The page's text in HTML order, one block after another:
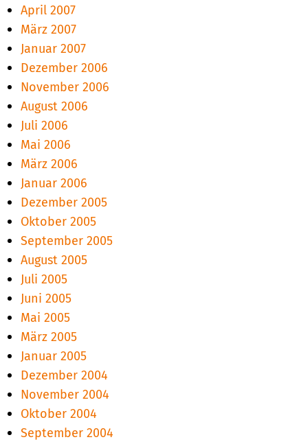
April 2007
März 2007
Januar 2007
Dezember 2006
November 2006
August 2006
Juli 2006
Mai 2006
März 2006
Januar 2006
Dezember 2005
Oktober 2005
September 2005
August 2005
Juli 2005
Juni 2005
Mai 2005
März 2005
Januar 2005
Dezember 2004
November 2004
Oktober 2004
September 2004